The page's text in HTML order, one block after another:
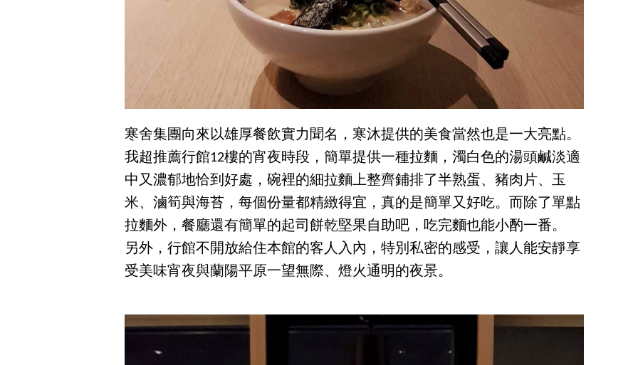
寒舍集團向來以雄厚餐飲實力聞名，寒沐提供的美食當然也是一大亮點。
我超推薦行館12樓的宵夜時段，簡單提供一種拉麵，濁白色的湯頭鹹淡適
中又濃郁地恰到好處，碗裡的細拉麵上整齊鋪排了半熟蛋、豬肉片、玉
米、滷筍與海苔，每個份量都精緻得宜，真的是簡單又好吃。而除了單點
拉麵外，餐廳還有簡單的起司餅乾堅果自助吧，吃完麵也能小酌一番。
另外，行館不開放給住本館的客人入內，特別私密的感受，讓人能安靜享
受美味宵夜與蘭陽平原一望無際、燈火通明的夜景。